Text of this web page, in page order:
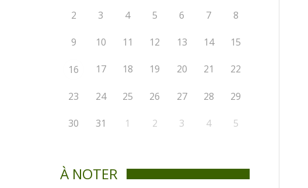
2 3 4 5 6 7 8
9 10 11 12 13 14 15
16 17 18 19 20 21 22
23 24 25 26 27 28 29
30 31 1 2 3 4 5
À NOTER